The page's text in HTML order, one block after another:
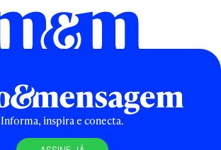
Informa, inspira e conecta.